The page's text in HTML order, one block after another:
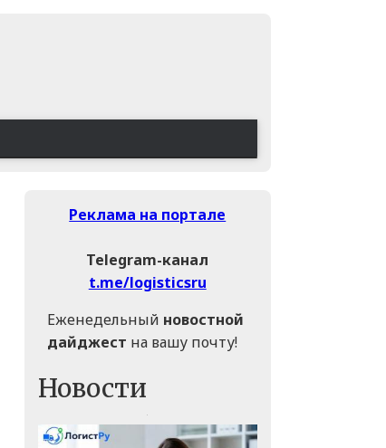
Реклама на портале
Telegram-канал
t.me/logisticsru
Еженедельный новостной
дайджест на вашу почту!
Новости